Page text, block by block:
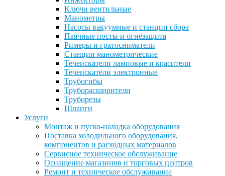
Ключи вентильные
Манометры
Насосы вакуумные и станции сбора
Паячные посты и огнезащита
Римеры и гратосниматели
Станции манометрические
Течеискатели ламповые и красители
Течеискатели электронные
Трубогибы
Труборасширители
Труборезы
Шланги
Услуги
Монтаж и пуско-наладка оборудования
Поставка холодильного оборудования,
компонентов и расходных материалов
Сервисное техническое обслуживание
Оснащение магазинов и торговых центров
Ремонт и техническое обслуживание